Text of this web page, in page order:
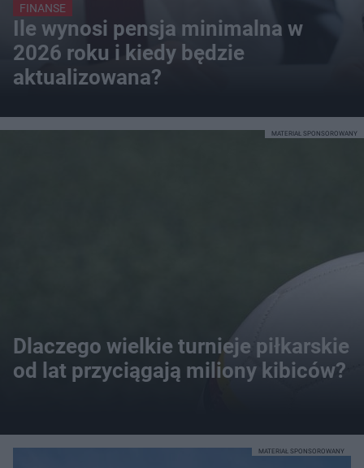
FINANSE
Ile wynosi pensja minimalna w
2026 roku i kiedy będzie
aktualizowana?
Dlaczego wielkie turnieje piłkarskie
od lat przyciągają miliony kibiców?
MATERIAŁ SPONSOROWANY
MATERIAŁ SPONSOROWANY